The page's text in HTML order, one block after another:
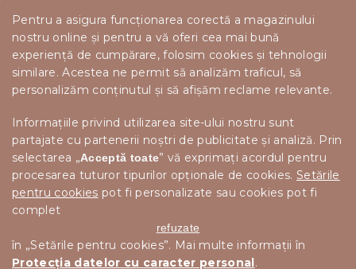
Pentru a asigura funcționarea corectă a magazinului
nostru online și pentru a vă oferi cea mai bună
experiență de cumpărare, folosim cookies și tehnologii
similare. Acestea ne permit să analizăm traficul, să
personalizăm conținutul și să afișăm reclame relevante.
Informațiile privind utilizarea site-ului nostru sunt
partajate cu partenerii noștri de publicitate și analiză. Prin
selectarea „Acceptă toate” vă exprimați acordul pentru
procesarea tuturor tipurilor opționale de cookies. Setările
pentru cookies pot fi personalizate sau cookies pot fi
complet
refuzate
în „Setările pentru cookies”. Mai multe informații în
Protecția datelor cu caracter personal.